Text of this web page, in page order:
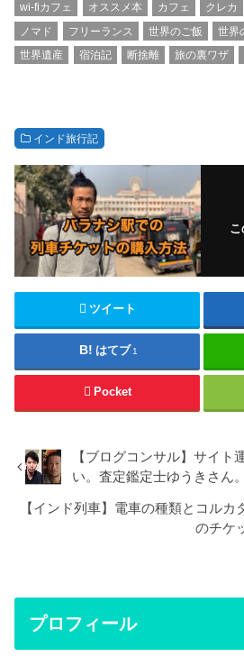
wi-fiカフェ オススメ本 カフェ クレカ
ノマド
フリーランス 世界のご飯 世界
世界遺産
宿泊記 断捨離 旅の裏ワザ
インド旅行記
ツイート
はてブ 1
Pocket
【ブログコンサル】サイト
い。査定鑑定士ゆうきさん。
【インド列車】電車の種類とコル
のチケ
プロフィール